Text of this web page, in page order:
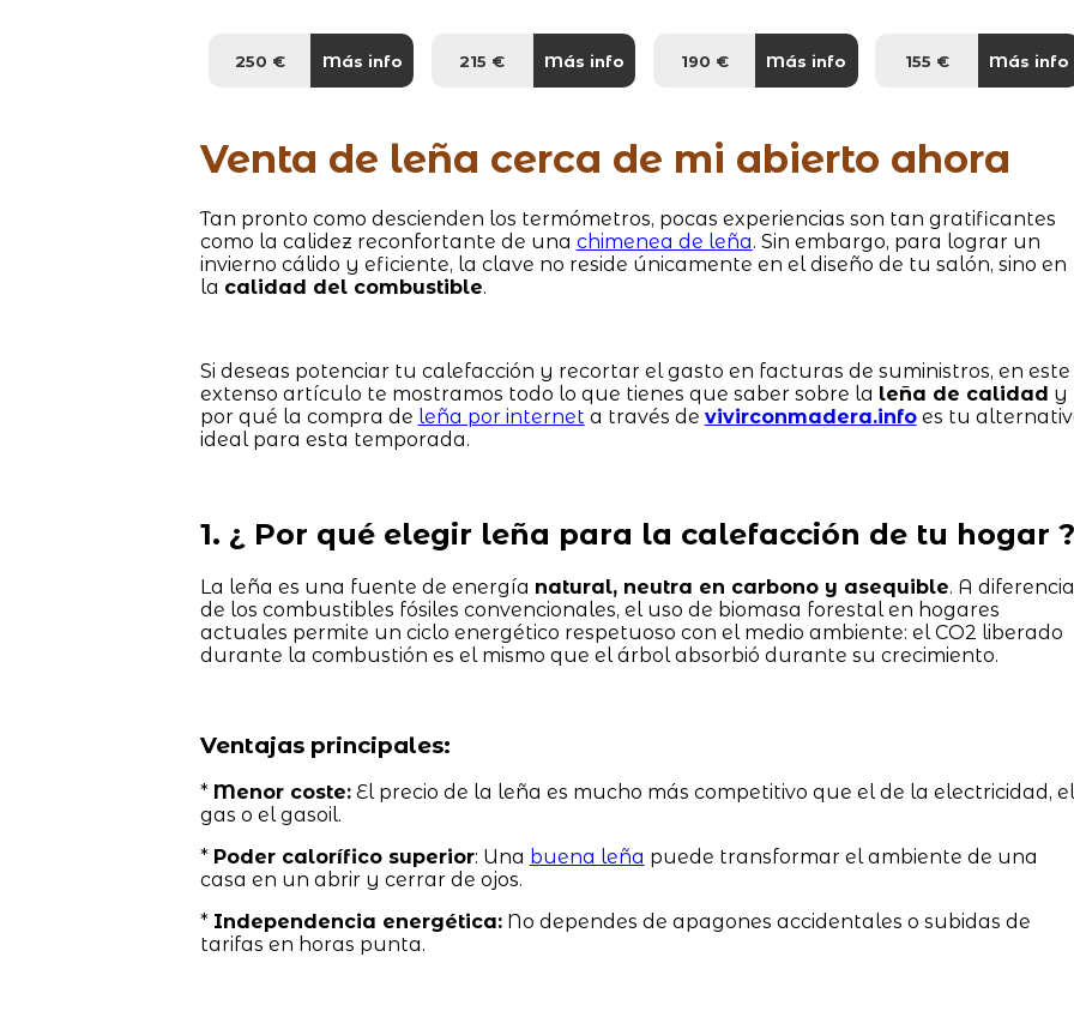
250 € Más info 215 € Más info 190 € Más info 155 € Más info
Venta de leña cerca de mi abierto ahora
Tan pronto como descienden los termómetros, pocas experiencias son tan gratificantes
como la calidez reconfortante de una chimenea de leña. Sin embargo, para lograr un
invierno cálido y eficiente, la clave no reside únicamente en el diseño de tu salón, sino en
la calidad del combustible.
Si deseas potenciar tu calefacción y recortar el gasto en facturas de suministros, en este
extenso artículo te mostramos todo lo que tienes que saber sobre la leña de calidad y
por qué la compra de leña por internet a través de vivirconmadera.infoes tu
ideal para esta temporada.
1. ¿ Por qué elegir leña para la calefacción de tu hogar ?
La leña es una fuente de energía natural, neutra en carbono y asequible. A diferencia
de los combustibles fósiles convencionales, el uso de biomasa forestal en hogares
actuales permite un ciclo energético respetuoso con el medio ambiente: el CO2 liberado
durante la combustión es el mismo que el árbol absorbió durante su crecimiento.
Ventajas principales:
* Menor coste:El precio de la leña es mucho más competitivo que el de la electricidad, el
gas o el gasoil.
* Poder calorífico superior: Una buena leña puede transformar el ambiente de una
casa en un abrir y cerrar de ojos.
* Independencia energética:No dependes de apagones accidentales o subidas de
tarifas en horas punta.